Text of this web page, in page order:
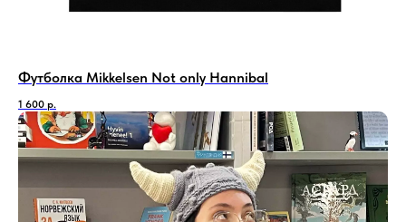
Футболка Mikkelsen Not only Hannibal
1 600 р.